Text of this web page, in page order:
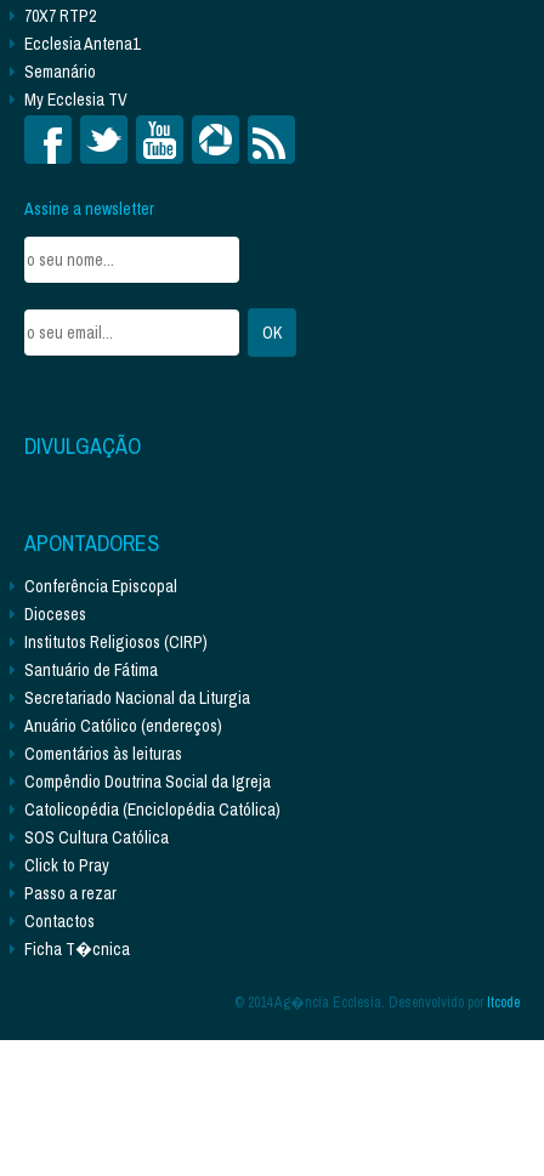
70X7 RTP2
Ecclesia Antena1
Semanário
My Ecclesia TV
Assine a newsletter
DIVULGAÇÃO
APONTADORES
Conferência Episcopal
Dioceses
Institutos Religiosos (CIRP)
Santuário de Fátima
Secretariado Nacional da Liturgia
Anuário Católico (endereços)
Comentários às leituras
Compêndio Doutrina Social da Igreja
Catolicopédia (Enciclopédia Católica)
SOS Cultura Católica
Click to Pray
Passo a rezar
Contactos
Ficha T�cnica
© 2014 Ag�ncia Ecclesia. Desenvolvido porItcode